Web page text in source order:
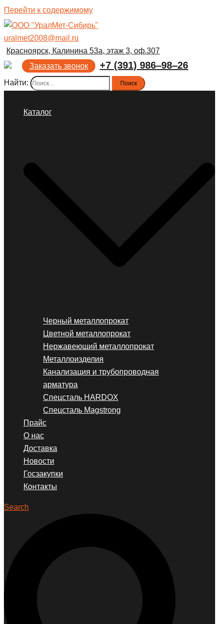
Перейти к содержимому
uralmet2008@mail.ru
Красноярск, Калинина 53а, этаж 3, оф.307
Заказать звонок
+7 (391) 986‒98‒26
Найти:
Каталог
Черный металлопрокат
Цветной металлопрокат
Нержавеющий металлопрокат
Металлоизделия
Канализация и трубопроводная
арматура
Спецсталь HARDOX
Спецсталь Magstrong
Прайс
О нас
Доставка
Новости
Госзакупки
Контакты
Search